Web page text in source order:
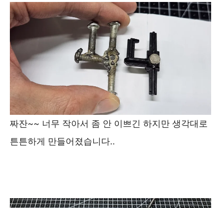
짜잔~~ 너무 작아서 좀 안 이쁘긴 하지만 생각대로
튼튼하게 만들어졌습니다..